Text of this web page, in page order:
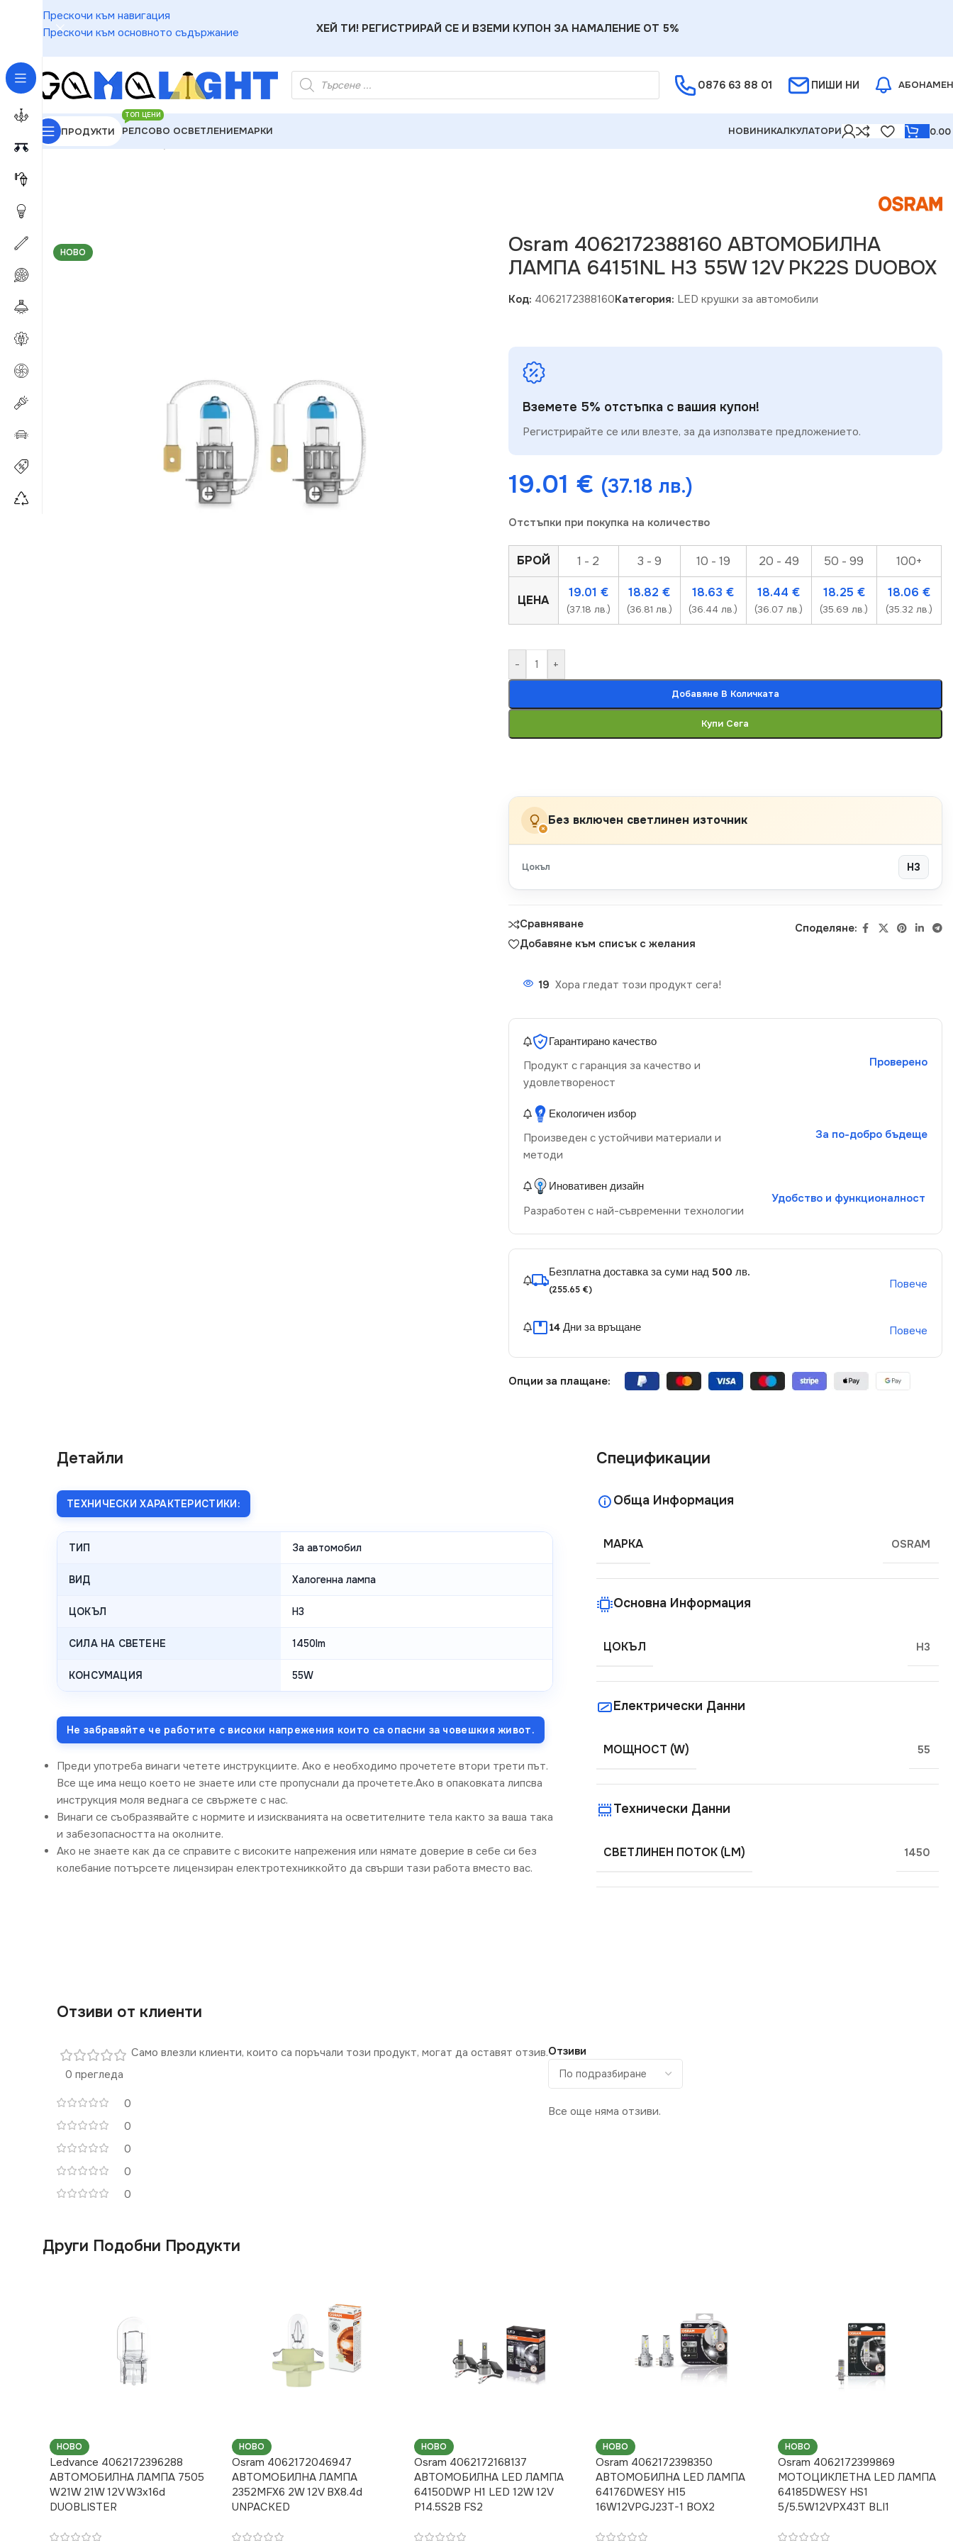
Прескочи към навигация
Прескочи към основното съдържание
ХЕЙ ТИ! РЕГИСТРИРАЙ СЕ И ВЗЕМИ КУПОН ЗА НАМАЛЕНИЕ ОТ 5%
0876 63 88 01 ПИШИ НИ
ПРОДУКТИ РЕЛСОВО ОСВЕТЛЕНИЕ
ТОП ЦЕНИ
МАРКИ НОВИНИКАЛКУЛАТОРИ 0.00
GAMALIGHT»
НОВО
Osram 4062172388160 АВТОМОБИЛНА
ЛАМПА 64151NL H3 55W 12V PK22S DUOBOX
Код: 4062172388160Категория: LED крушки за автомобили
Вземете 5% отстъпка с вашия купон!
Регистрирайте се или влезте, за да използвате предложението.
19.01 € (37.18 лв.)
Отстъпки при покупка на количество
БРОЙ 1 - 2 3 - 9 10 - 19 20 - 49 50 - 99 100+
ЦЕНА
19.01 €
(37.18 лв.)
18.82€
(36.81 лв.)
18.63€
(36.44 лв.)
18.44€
(36.07 лв.)
18.25 €
(35.69 лв.)
18.06 €
(35.32 лв.)
- +
Добавяне В Количката
Купи Сега
×
Без включен светлинен източник
Цокъл H3
Сравняване
Добавяне към списък с желания
Споделяне:
19 Хора гледат този продукт сега!
Гарантирано качество
Продукт с гаранция за качество и
удовлетвореност
Проверено
Екологичен избор
Произведен с устойчиви материали и
методи
За по-добро бъдеще
Иновативен дизайн
Разработен с най-съвременни технологии
Удобство и функционалност
Безплатна доставка за суми над 500 лв.
(255.65 €) Повече
14 Дни за връщане Повече
Опции за плащане:
Детайли
ТЕХНИЧЕСКИ ХАРАКТЕРИСТИКИ:
ТИП За автомобил
ВИД Халогенна лампа
ЦОКЪЛ H3
СИЛА НА СВЕТЕНЕ 1450lm
КОНСУМАЦИЯ 55W
Не забравяйте че работите с високи напрежения които са опасни за човешкия живот.
Преди употреба винаги четете инструкциите. Ако е необходимо прочетете втори трети път.
Все ще има нещо което не знаете или сте пропуснали да прочетете.Ако в опаковката липсва
инструкция моля веднага се свържете с нас.
Винаги се съобразявайте с нормите и изискванията на осветителните тела както за ваша така
и забезопасността на околните.
Ако не знаете как да се справите с високите напрежения или нямате доверие в себе си без
колебание потърсете лицензиран електротехниккойто да свърши тази работа вместо вас.
Спецификации
Обща Информация
МАРКА OSRAM
Основна Информация
ЦОКЪЛ H3
Електрически Данни
МОЩНОСТ (W) 55
Технически Данни
СВЕТЛИНЕН ПОТОК (LM) 1450
Отзиви от клиенти
0 прегледа
0
0
0
0
0
Отзиви
Все още няма отзиви.
Само влезли клиенти, които са поръчали този продукт, могат да оставят отзив.
Други Подобни Продукти
НОВО
Ledvance 4062172396288
АВТОМОБИЛНА ЛАМПА 7505
W21W 21W 12V W3x16d
DUOBLISTER
НОВО
Osram 4062172046947
АВТОМОБИЛНА ЛАМПА
2352MFX6 2W 12V BX8.4d
UNPACKED
НОВО
Osram 4062172168137
АВТОМОБИЛНА LED ЛАМПА
64150DWP H1 LED 12W 12V
P14.5S2B FS2
НОВО
Osram 4062172398350
АВТОМОБИЛНА LED ЛАМПА
64176DWESY H15
16W12VPGJ23T-1 BOX2
НОВО
Osram 4062172399869
МОТОЦИКЛЕТНА LED ЛАМПА
64185DWESY HS1
5/5.5W12VPX43T BLI1